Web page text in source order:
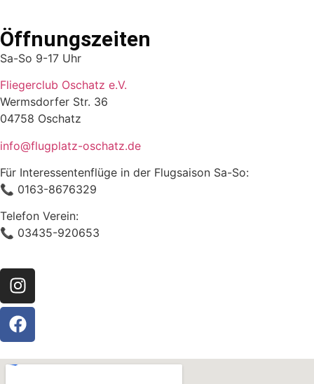
Öffnungszeiten
Sa-So 9-17 Uhr
Fliegerclub Oschatz e.V.
Wermsdorfer Str. 36
04758 Oschatz
info@flugplatz-oschatz.de
Für Interessentenflüge in der Flugsaison Sa-So:
📞 0163-8676329
Telefon Verein:
📞 03435-920653